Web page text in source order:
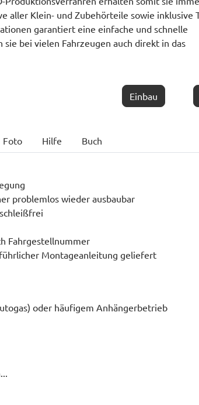
aller Klein- und Zubehörteile sowie inklusive
garantiert eine einfache und schnelle
sie bei vielen Fahrzeugen auch direkt in das
Einbau
Foto Hilfe Buch
problemlos wieder ausbaubar
Fahrgestellnummer
Montageanleitung geliefert
oder häufigem Anhängerbetrieb